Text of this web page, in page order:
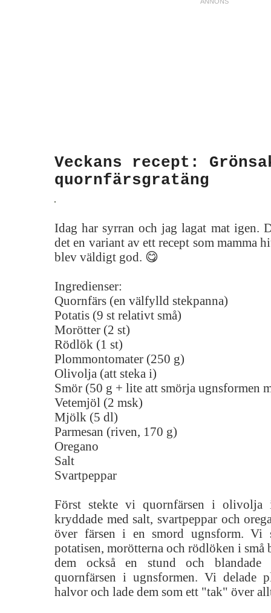
Veckans recept:
quornfärsgratäng
Idag har syrran och jag lagat mat igen.
det en variant av ett recept som mamma
blev väldigt god. 😋
Ingredienser:
Quornfärs (en välfylld stekpanna)
Potatis (9 st relativt små)
Morötter (2 st)
Rödlök (1 st)
Plommontomater (250 g)
Olivolja (att steka i)
Smör (50 g + lite att smörja ugnsformen
Vetemjöl (2 msk)
Mjölk (5 dl)
Parmesan (riven, 170 g)
Oregano
Salt
Svartpeppar
Först stekte vi quornfärsen i olivolja
kryddade med salt, svartpeppar och
över färsen i en smord ugnsform. Vi
potatisen, morötterna och rödlöken i små
dem också en stund och blandade
quornfärsen i ugnsformen. Vi delade
halvor och lade dem som ett "tak" över